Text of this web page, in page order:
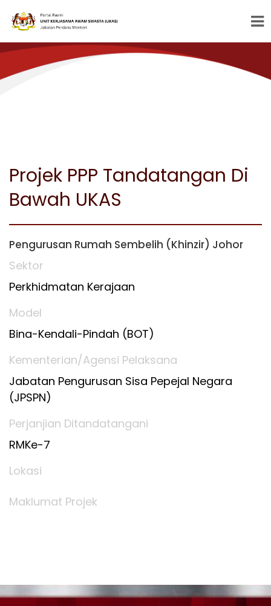
Projek PPP Tandatangan Di
Bawah UKAS
Pengurusan Rumah Sembelih (Khinzir) Johor
Sektor
Perkhidmatan Kerajaan
Model
Bina-Kendali-Pindah (BOT)
Kementerian/Agensi Pelaksana
Jabatan Pengurusan Sisa Pepejal Negara
(JPSPN)
Perjanjian Ditandatangani
RMKe-7
Lokasi
Maklumat Projek